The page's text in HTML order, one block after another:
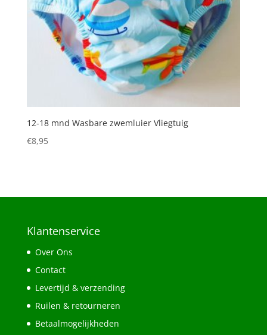
12-18 mnd Wasbare zwemluier Vliegtuig
€8,95
Klantenservice
Over Ons
Contact
Levertijd & verzending
Ruilen & retourneren
Betaalmogelijkheden